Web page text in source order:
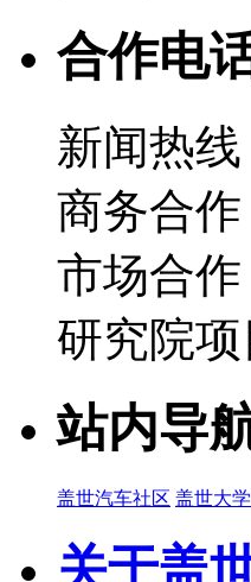
合作电
新闻热线
商务合作
市场合作
研究院项
站内导
盖世汽车社区 盖世大
关于盖